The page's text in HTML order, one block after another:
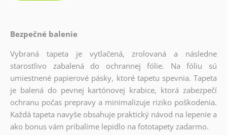
Bezpečné balenie
Vybraná tapeta je vytlačená, zrolovaná a následne
starostlivo zabalená do ochrannej fólie. Na fóliu sú
umiestnené papierové pásky, ktoré tapetu spevnia. Tapeta
je balená do pevnej kartónovej krabice, ktorá zabezpečí
ochranu počas prepravy a minimalizuje riziko poškodenia.
Každá tapeta navyše obsahuje praktický návod na lepenie a
ako bonus vám pribalíme lepidlo na fototapety zadarmo.